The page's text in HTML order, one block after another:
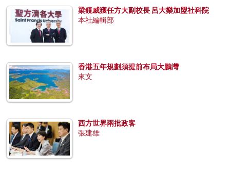
梁鏡威獲任方大副校長 呂大樂加盟社科院
本社編輯部
香港五年規劃須提前布局大鵬灣
來文
西方世界兩批政客
張建雄